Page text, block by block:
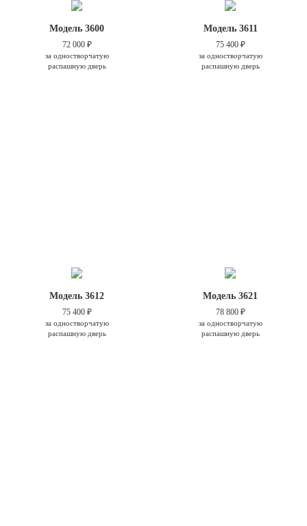
Модель 3600
72 000 ₽
за одностворчатую
распашную дверь
Модель 3611
75 400 ₽
за одностворчатую
распашную дверь
Модель 3612
75 400 ₽
за одностворчатую
распашную дверь
Модель 3621
78 800 ₽
за одностворчатую
распашную дверь